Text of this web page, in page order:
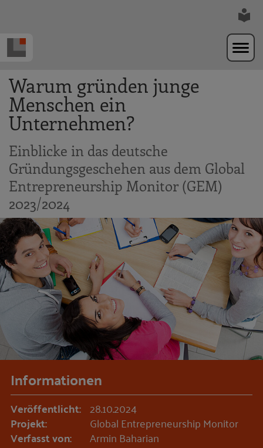
Warum gründen junge
Menschen ein
Unternehmen?
Einblicke in das deutsche
Gründungsgeschehen aus dem Global
Entrepreneurship Monitor (GEM)
2023/2024
Informationen
Veröffentlicht: 28.10.2024
Projekt: Global Entrepreneurship Monitor
Verfasst von: Armin Baharian